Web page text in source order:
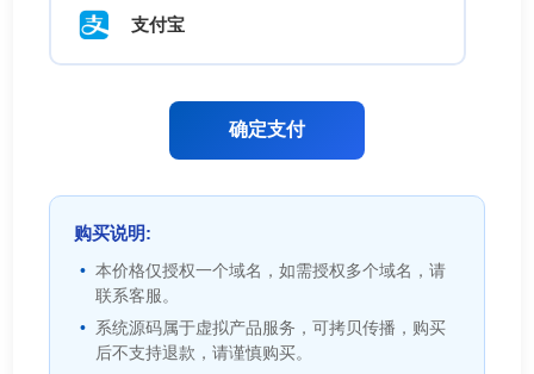
支付宝
确定支付
购买说明:
本价格仅授权一个域名，如需授权多个域名，请
联系客服。
系统源码属于虚拟产品服务，可拷贝传播，购买
后不支持退款，请谨慎购买。